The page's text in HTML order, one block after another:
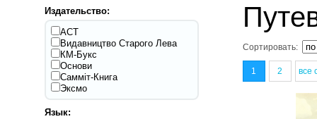
Издательство:
АСТ
Видавництво Старого Лева
КМ-Букс
Основи
Самміт-Книга
Эксмо
Язык:
Сортировать:
1 2 все